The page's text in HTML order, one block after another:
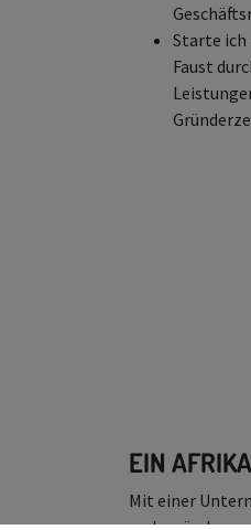
Starte ich
Faust
EIN
Mit einer